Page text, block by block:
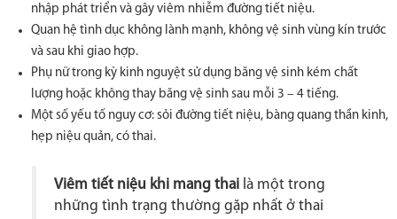
nhập phát triển và gây viêm nhiễm đường tiết niệu.
Quan hệ tình dục không lành mạnh, không vệ sinh vùng kín trước
và sau khi giao hợp.
Phụ nữ trong kỳ kinh nguyệt sử dụng băng vệ sinh kém chất
lượng hoặc không thay băng vệ sinh sau mỗi 3 – 4 tiếng.
Một số yếu tố nguy cơ: sỏi đường tiết niệu, bàng quang thần kinh,
hẹp niệu quản, có thai.
Viêm tiết niệu khi mang thai là một trong
những tình trạng thường gặp nhất ở thai